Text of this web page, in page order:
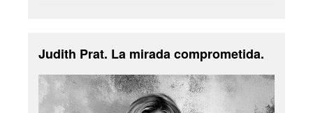
Judith Prat. La mirada comprometida.